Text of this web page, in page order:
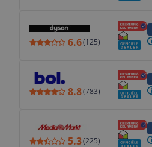
6.6(125)
8.8(783)
5.3(225)